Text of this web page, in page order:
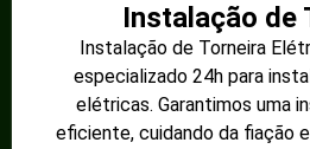
Instalação de
Instalação de Torneira
especializado 24h para
elétricas. Garantimos uma
eficiente, cuidando da fiação